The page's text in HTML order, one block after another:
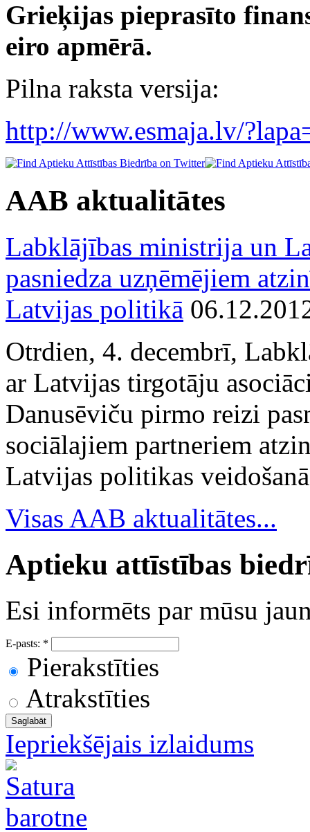
Grieķijas pieprasīto
eiro apmērā.
Pilna raksta versija:
http://www.esmaja.lv/
AAB aktualitātes
Labklājības ministrija un
pasniedza uzņēmējiem
Latvijas politikā
Otrdien, 4. decembrī,
ar Latvijas tirgotāju
Danusēviču pirmo reizi
sociālajiem partneriem
Latvijas politikas
Visas AAB aktualitātes...
Aptieku attīstības
Esi informēts par mūsu
E-pasts: *
Pierakstīties
Atrakstīties
Iepriekšējais izlaidums